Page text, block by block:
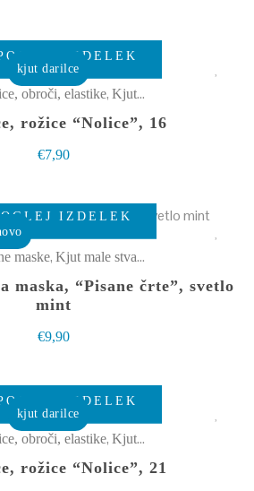
na
izdelka
kjut darilce
IZDELEK
obroči, elastike, Kjut male stvarce
rožice “Nolice”, 16
€7,90
IZDELEK
Ta
več
strani
maske, Kjut male stvarce
maska, “Pisane črte”, svetlo
mint
€9,90
kjut darilce
IZDELEK
obroči, elastike, Kjut male stvarce
rožice “Nolice”, 21